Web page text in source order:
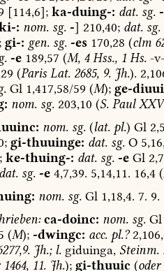
[114,6]; ka-duing-: dat.sg.
: nom.sg. -] 210,40; dat.sg.
gi-: gen.sg. -es170,28 (clm
-e189,57 (M,4Hss., 1Hs.-
(Paris Lat.2685,9.Jh.).
Gl1,417,58/59 (M); ge-
: nom.sg.203,10 (S.PaulXXV
nom.sg.(lat.pl.) Gl
gi-thuuinge: dat.sg.O
ke-thuing-: dat.sg. -eGl
dat.sg. -e4,7,39. 5,14,11. 16,4 (
nom.sg.Gl1,18,4. 7. 9.
ca-doinc: nom.sg.Gl
(M); -dwingc: acc.pl.?
Jh.;l.giduinga, Steinm.
1464,11.Jh.); gi-thuuic (oder